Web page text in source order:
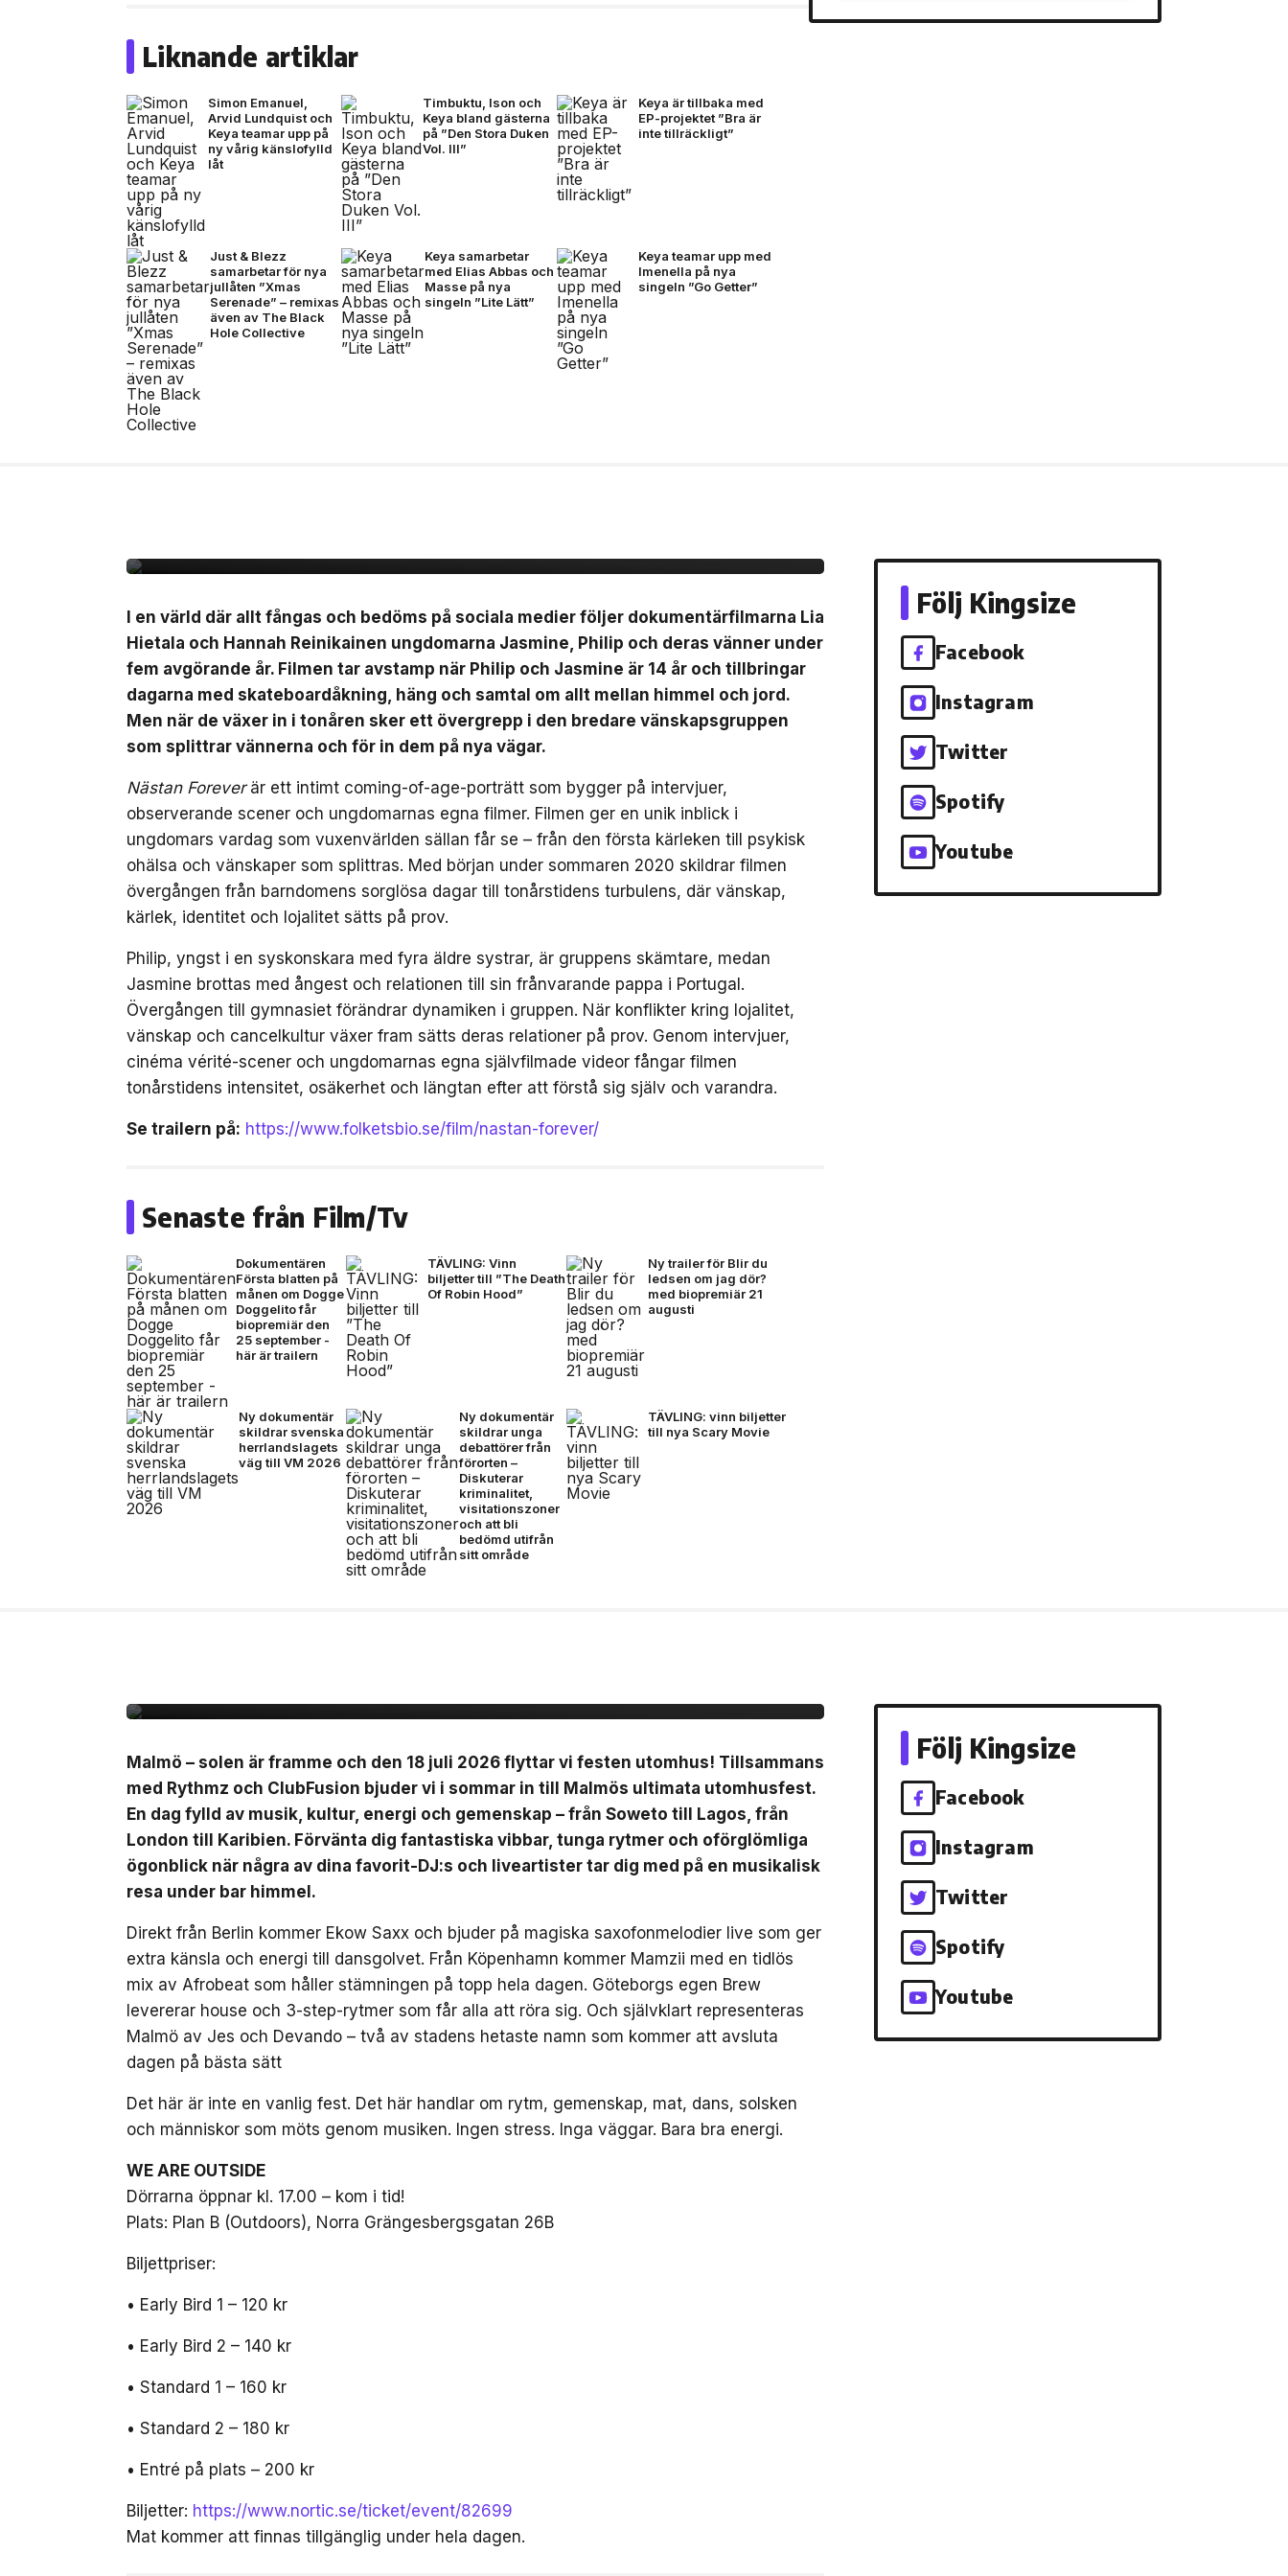
Liknande artiklar
Simon Emanuel,
Arvid Lundquist och
Keya teamar upp på
ny vårig känslofylld
låt
Timbuktu, Ison och
Keya bland gästerna
på ”Den Stora Duken
Vol. III”
Keya är tillbaka med
EP-projektet ”Bra är
inte tillräckligt”
Just & Blezz
samarbetar för nya
jullåten ”Xmas
Serenade” – remixas
även av The Black
Hole Collective
Keya samarbetar
med Elias Abbas och
Masse på nya
singeln ”Lite Lätt”
Keya teamar upp med
Imenella på nya
singeln ”Go Getter”
I en värld där allt fångas och bedöms på sociala medier följer dokumentärfilmarna Lia
Hietala och Hannah Reinikainen ungdomarna Jasmine, Philip och deras vänner under
fem avgörande år. Filmen tar avstamp när Philip och Jasmine är 14 år och tillbringar
dagarna med skateboardåkning, häng och samtal om allt mellan himmel och jord.
Men när de växer in i tonåren sker ett övergrepp i den bredare vänskapsgruppen
som splittrar vännerna och för in dem på nya vägar.
Nästan Foreverär ett intimt coming-of-age-porträtt som bygger på intervjuer,
observerande scener och ungdomarnas egna filmer. Filmen ger en unik inblick i
ungdomars vardag som vuxenvärlden sällan får se – från den första kärleken till psykisk
ohälsa och vänskaper som splittras. Med början under sommaren 2020 skildrar filmen
övergången från barndomens sorglösa dagar till tonårstidens turbulens, där vänskap,
kärlek, identitet och lojalitet sätts på prov.
Philip, yngst i en syskonskara med fyra äldre systrar, är gruppens skämtare, medan
Jasmine brottas med ångest och relationen till sin frånvarande pappa i Portugal.
Övergången till gymnasiet förändrar dynamiken i gruppen. När konflikter kring lojalitet,
vänskap och cancelkultur växer fram sätts deras relationer på prov. Genom intervjuer,
cinéma vérité-scener och ungdomarnas egna självfilmade videor fångar filmen
tonårstidens intensitet, osäkerhet och längtan efter att förstå sig själv och varandra.
Se trailern på: https://www.folketsbio.se/film/nastan-forever/
Senaste från Film/Tv
Dokumentären
Första blatten på
månen om Dogge
Doggelito får
biopremiär den
25 september -
här är trailern
TÄVLING: Vinn
biljetter till ”The Death
Of Robin Hood”
Ny trailer för Blir du
ledsen om jag dör?
med biopremiär 21
augusti
Ny dokumentär
skildrar svenska
herrlandslagets
väg till VM 2026
Ny dokumentär
skildrar unga
debattörer från
förorten –
Diskuterar
kriminalitet,
visitationszoner
och att bli
bedömd utifrån
sitt område
TÄVLING: vinn biljetter
till nya Scary Movie
Följ Kingsize
Facebook
Instagram
Twitter
Spotify
Youtube
Malmö – solen är framme och den 18 juli 2026 flyttar vi festen utomhus! Tillsammans
med Rythmz och ClubFusion bjuder vi i sommar in till Malmös ultimata utomhusfest.
En dag fylld av musik, kultur, energi och gemenskap – från Soweto till Lagos, från
London till Karibien. Förvänta dig fantastiska vibbar, tunga rytmer och oförglömliga
ögonblick när några av dina favorit-DJ:s och liveartister tar dig med på en musikalisk
resa under bar himmel.
Direkt från Berlin kommer Ekow Saxx och bjuder på magiska saxofonmelodier live som ger
extra känsla och energi till dansgolvet. Från Köpenhamn kommer Mamzii med en tidlös
mix av Afrobeat som håller stämningen på topp hela dagen. Göteborgs egen Brew
levererar house och 3-step-rytmer som får alla att röra sig. Och självklart representeras
Malmö av Jes och Devando – två av stadens hetaste namn som kommer att avsluta
dagen på bästa sätt
Det här är inte en vanlig fest. Det här handlar om rytm, gemenskap, mat, dans, solsken
och människor som möts genom musiken. Ingen stress. Inga väggar. Bara bra energi.
WE ARE OUTSIDE
Dörrarna öppnar kl. 17.00 – kom i tid!
Plats: Plan B (Outdoors), Norra Grängesbergsgatan 26B
Biljettpriser:
• Early Bird 1 – 120 kr
• Early Bird 2 – 140 kr
• Standard 1 – 160 kr
• Standard 2 – 180 kr
• Entré på plats – 200 kr
Biljetter: https://www.nortic.se/ticket/event/82699
Mat kommer att finnas tillgänglig under hela dagen.
Följ Kingsize
Facebook
Instagram
Twitter
Spotify
Youtube